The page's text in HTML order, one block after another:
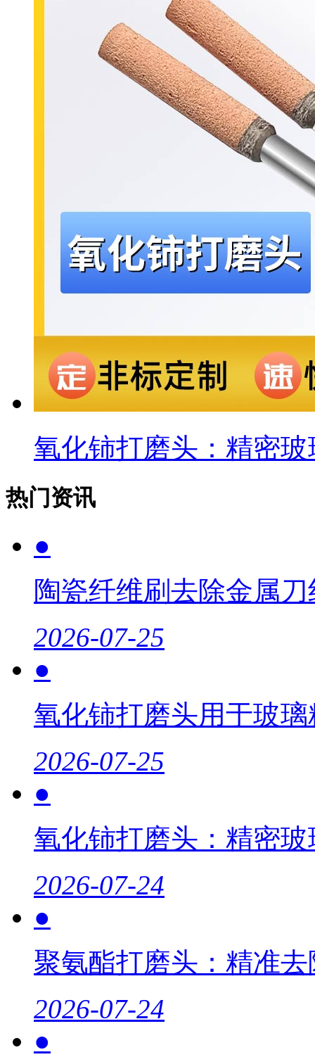
氧化铈打磨头：精密
热门资讯
●
陶瓷纤维刷去除金属
2026-07-25
●
氧化铈打磨头用于玻
2026-07-25
●
氧化铈打磨头：精密
2026-07-24
●
聚氨酯打磨头：精准
2026-07-24
●